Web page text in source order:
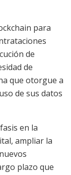
para
de
de
que otorgue a
de sus datos
en la
ampliar la
plazo que